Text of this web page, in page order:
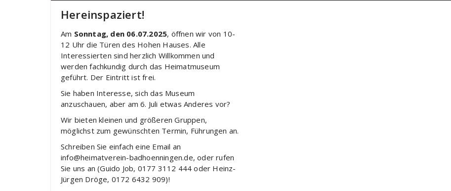
Hereinspaziert!
Am Sonntag, den 06.07.2025, öffnen wir von 10-
12 Uhr die Türen des Hohen Hauses. Alle
Interessierten sind herzlich Willkommen und
werden fachkundig durch das Heimatmuseum
geführt. Der Eintritt ist frei.
Sie haben Interesse, sich das Museum
anzuschauen, aber am 6. Juli etwas Anderes vor?
Wir bieten kleinen und größeren Gruppen,
möglichst zum gewünschten Termin, Führungen an.
Schreiben Sie einfach eine Email an
info@heimatverein-badhoenningen.de, oder rufen
Sie uns an (Guido Job, 0177 3112 444 oder Heinz-
Jürgen Dröge, 0172 6432 909)!